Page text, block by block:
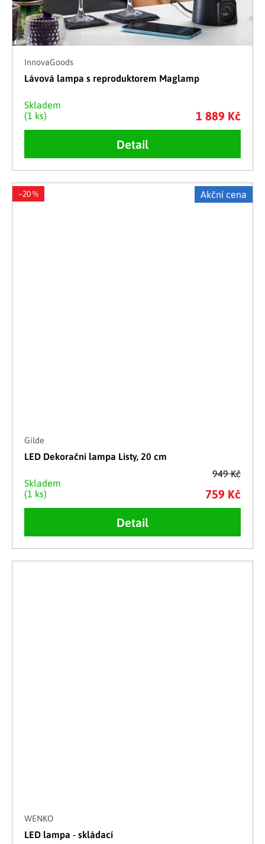
InnovaGoods
Lávová lampa s reproduktorem Maglamp
Skladem
(1 ks)
1 889 Kč
Detail
Akční cena
949 Kč
–20 %
Gilde
LED Dekorační lampa Listy, 20 cm
Skladem
(1 ks)
759 Kč
Detail
WENKO
LED lampa - skládací